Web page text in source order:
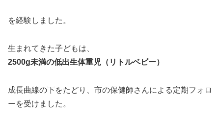
を経験しました。
生まれてきた子どもは、
2500g未満の低出生体重児（リトルベビー）
成長曲線の下をたどり、市の保健師さんによる定期フォロ
ーを受けました。